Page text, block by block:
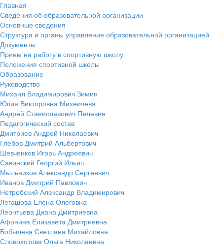
Главная
Сведения об образовательной организации
Основные сведения
Структура и органы управления образовательной организацией
Документы
Прием на работу в спортивную школу
Положения спортивной школы
Образование
Руководство
Михаил Владимирович Зимин
Юлия Викторовна Михеичева
Андрей Станиславович Пелевин
Педагогический состав
Дмитриев Андрей Николаевич
Глебов Дмитрий Альбертович
Шевченков Игорь Андреевич
Савинский Георгий Ильич
Мыльников Александр Сергеевич
Иванов Дмитрий Павлович
Нетребский Александр Владимирович
Легашова Елена Олеговна
Леонтьева Диана Дмитриевна
Афонина Елизавета Дмитриевна
Бобылева Светлана Михайловна
Словохотова Ольга Николаевна